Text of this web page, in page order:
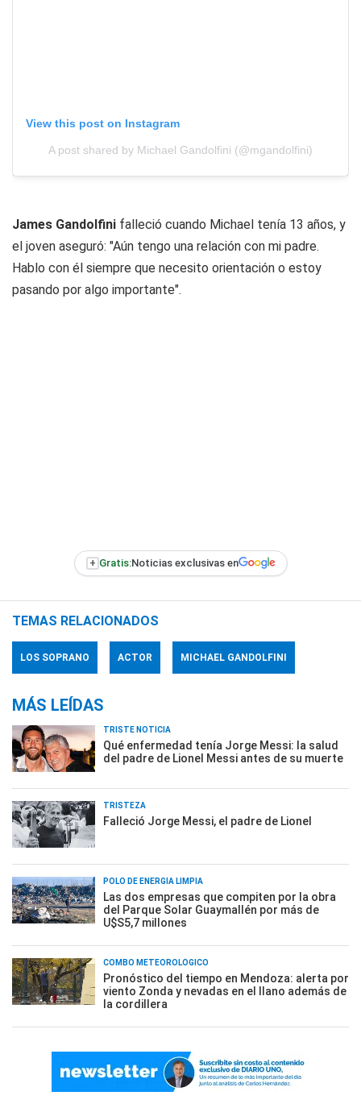
View this post on Instagram
A post shared by Michael Gandolfini (@mgandolfini)
James Gandolfini falleció cuando Michael tenía 13 años, y
el joven aseguró: "Aún tengo una relación con mi padre.
Hablo con él siempre que necesito orientación o estoy
pasando por algo importante".
+ Gratis:Noticias exclusivas en
TEMAS RELACIONADOS
LOS SOPRANO ACTOR MICHAEL GANDOLFINI
MÁS LEÍDAS
TRISTE NOTICIA
Qué enfermedad tenía Jorge Messi: la salud
del padre de Lionel Messi antes de su muerte
TRISTEZA
Falleció Jorge Messi, el padre de Lionel
POLO DE ENERGÍA LIMPIA
Las dos empresas que compiten por la obra
del Parque Solar Guaymallén por más de
U$S5,7 millones
COMBO METEOROLÓGICO
Pronóstico del tiempo en Mendoza: alerta por
viento Zonda y nevadas en el llano además de
la cordillera